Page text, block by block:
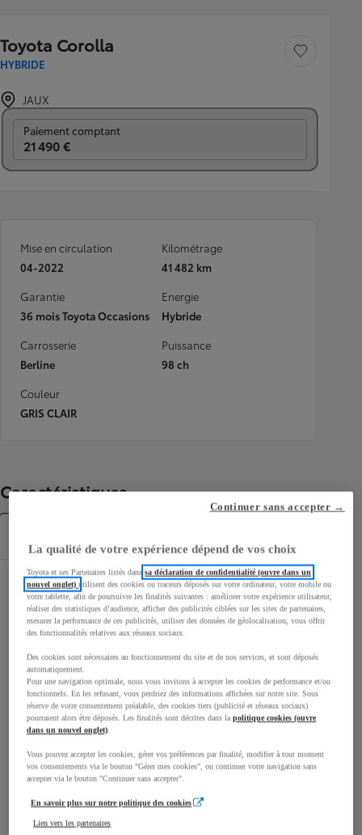
Toyota Corolla
HYBRIDE
Sauvegarder le
JAUX
Paiement comptant
21 490 €
Mise en circulation
04-2022
Kilométrage
41 482 km
Garantie
36 mois Toyota Occasions
Energie
Hybride
Carrosserie
Berline
Puissance
98 ch
Couleur
GRIS CLAIR
Caractéristiques
Dimensions & Carrosserie
Portes
5
Places
4 370mm
Hauteur
1 435
mm
La qualité de votre expérience dépend de vos choix
Toyota et ses Partenaires listés danssa déclaration de confidentialité (ouvre dans un
nouvel onglet)utilisent des cookies ou traceurs déposés sur votre ordinateur, votre mobile ou
votre tablette, afin de poursuivre les finalités suivantes : améliorer votre expérience utilisateur,
réaliser des statistiques d’audience, afficher des publicités ciblées sur les sites de partenaires,
mesurer la performance de ces publicités, utiliser des données de géolocalisation, vous offrir
des fonctionnalités relatives aux réseaux sociaux.
Des cookies sont nécessaires au fonctionnement du site et de nos services, et sont déposés
automatiquement.
Pour une navigation optimale, nous vous invitons à accepter les cookies de performance et/ou
fonctionnels. En les refusant, vous perdriez des informations affichées sur notre site. Sous
réserve de votre consentement préalable, des cookies tiers (publicité et réseaux sociaux)
pourraient alors être déposés. Les finalités sont décrites dans lapolitique cookies (ouvre
dans un nouvel onglet).
Vous pouvez accepter les cookies, gérer vos préférences par finalité, modifier à tout moment
vos consentements via le bouton "Gérer mes cookies", ou continuer votre navigation sans
accepter via le bouton "Continuer sans accepter".
En savoir plus sur notre politique des cookies
Lien vers les partenaires
Continuer sans accepter →